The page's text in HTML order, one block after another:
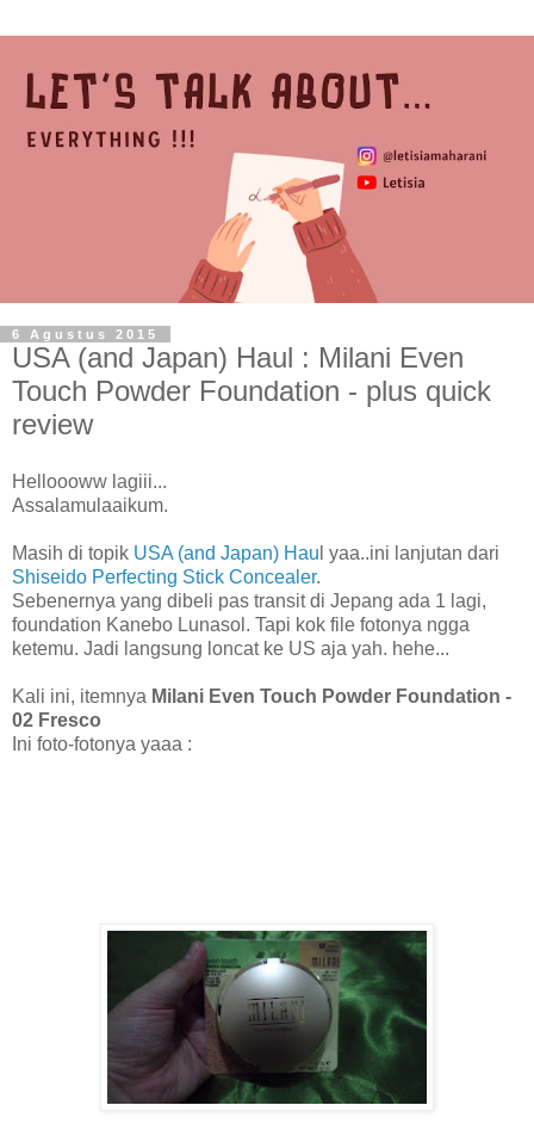
6 Agustus 2015
USA (and Japan) Haul : Milani Even
Touch Powder Foundation - plus quick
review
Helloooww lagiii...
Assalamulaaikum.
Masih di topik USA (and Japan) Hau l yaa..ini lanjutan dari
Shiseido Perfecting Stick Concealer.
Sebenernya yang dibeli pas transit di Jepang ada 1 lagi,
foundation Kanebo Lunasol. Tapi kok file fotonya ngga
ketemu. Jadi langsung loncat ke US aja yah. hehe...
Kali ini, itemnya Milani Even Touch Powder Foundation -
02 Fresco
Ini foto-fotonya yaaa :